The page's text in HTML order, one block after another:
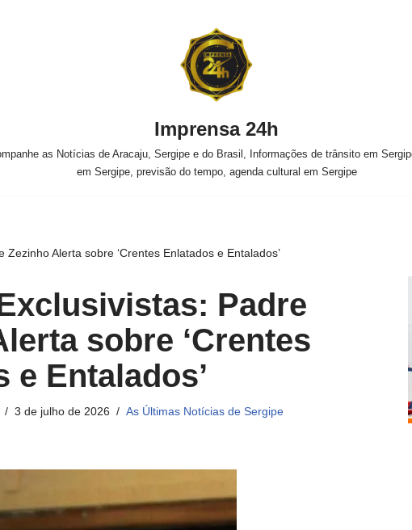
Imprensa 24h
as Notícias de Aracaju, Sergipe e do Brasil, Informações de trânsito em
em Sergipe, previsão do tempo, agenda cultural em Sergipe
Zezinho Alerta sobre ‘Crentes Enlatados e Entalados’
Padre
sobre ‘Crentes
e Entalados’
3 de julho de 2026 As Últimas Notícias de Sergipe